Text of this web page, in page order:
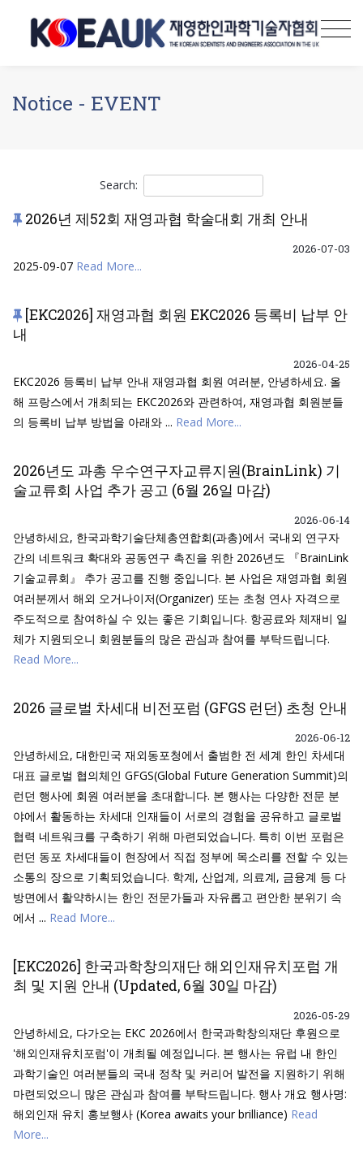
Notice - EVENT
Search:
2026년 제52회 재영과협 학술대회 개최 안내
2026-07-03
2025-09-07 Read More...
[EKC2026] 재영과협 회원 EKC2026 등록비 납부 안
내
2026-04-25
EKC2026 등록비 납부 안내 재영과협 회원 여러분, 안녕하세요. 올
해 프랑스에서 개최되는 EKC2026와 관련하여, 재영과협 회원분들
의 등록비 납부 방법을 아래와 ... Read More...
2026년도 과총 우수연구자교류지원(BrainLink) 기
술교류회 사업 추가 공고 (6월 26일 마감)
2026-06-14
안녕하세요, 한국과학기술단체총연합회(과총)에서 국내외 연구자
간의 네트워크 확대와 공동연구 촉진을 위한 2026년도 『BrainLink
기술교류회』 추가 공고를 진행 중입니다. 본 사업은 재영과협 회원
여러분께서 해외 오거나이저(Organizer) 또는 초청 연사 자격으로
주도적으로 참여하실 수 있는 좋은 기회입니다. 항공료와 체재비 일
체가 지원되오니 회원분들의 많은 관심과 참여를 부탁드립니다.
Read More...
2026 글로벌 차세대 비전포럼 (GFGS 런던) 초청 안내
2026-06-12
안녕하세요, 대한민국 재외동포청에서 출범한 전 세계 한인 차세대
대표 글로벌 협의체인 GFGS(Global Future Generation Summit)의
런던 행사에 회원 여러분을 초대합니다. 본 행사는 다양한 전문 분
야에서 활동하는 차세대 인재들이 서로의 경험을 공유하고 글로벌
협력 네트워크를 구축하기 위해 마련되었습니다. 특히 이번 포럼은
런던 동포 차세대들이 현장에서 직접 정부에 목소리를 전할 수 있는
소통의 장으로 기획되었습니다. 학계, 산업계, 의료계, 금융계 등 다
방면에서 활약하시는 한인 전문가들과 자유롭고 편안한 분위기 속
에서 ... Read More...
[EKC2026] 한국과학창의재단 해외인재유치포럼 개
최 및 지원 안내 (Updated, 6월 30일 마감)
2026-05-29
안녕하세요, 다가오는 EKC 2026에서 한국과학창의재단 후원으로
'해외인재유치포럼'이 개최될 예정입니다. 본 행사는 유럽 내 한인
과학기술인 여러분들의 국내 정착 및 커리어 발전을 지원하기 위해
마련되었으니 많은 관심과 참여를 부탁드립니다. 행사 개요 행사명:
해외인재 유치 홍보행사 (Korea awaits your brilliance) Read
More...